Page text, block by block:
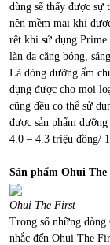
dùng sẽ thấy được sự
nên mềm mai khi
rệt khi sử dụng Prime
làn da căng bóng,
Là dòng dưỡng ẩm
dụng được cho mọi
cũng đều có thể sử
được sản phẩm
4.0 – 4.3 triệu đồng/
Sản phẩm Ohui
Ohui The First
Trong số những
nhắc đến Ohui The